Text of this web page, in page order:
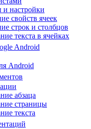
настройки
свойств ячеек
строк и столбцов
текста в ячейках
Android
Android
абзаца
страницы
текста